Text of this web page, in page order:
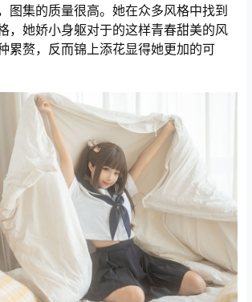
图集的质量很高。她在众多风格中找到
，她娇小身躯对于的这样青春甜美的风
累赘，反而锦上添花显得她更加的可